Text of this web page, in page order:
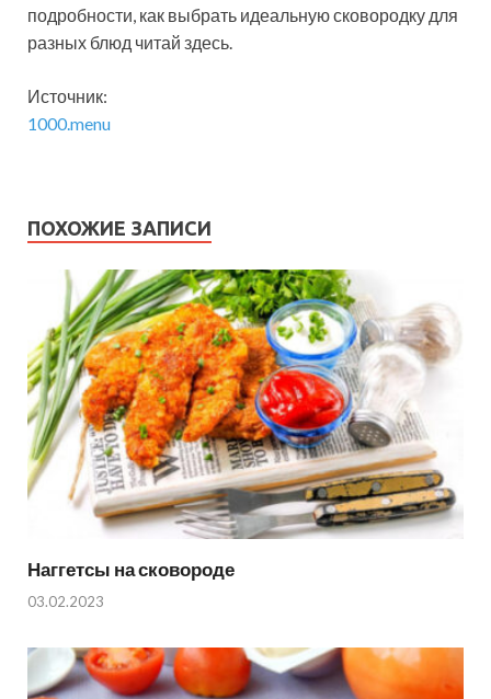
подробности, как выбрать идеальную сковородку для
разных блюд читай здесь.
Источник:
1000.menu
ПОХОЖИЕ ЗАПИСИ
Наггетсы на сковороде
03.02.2023